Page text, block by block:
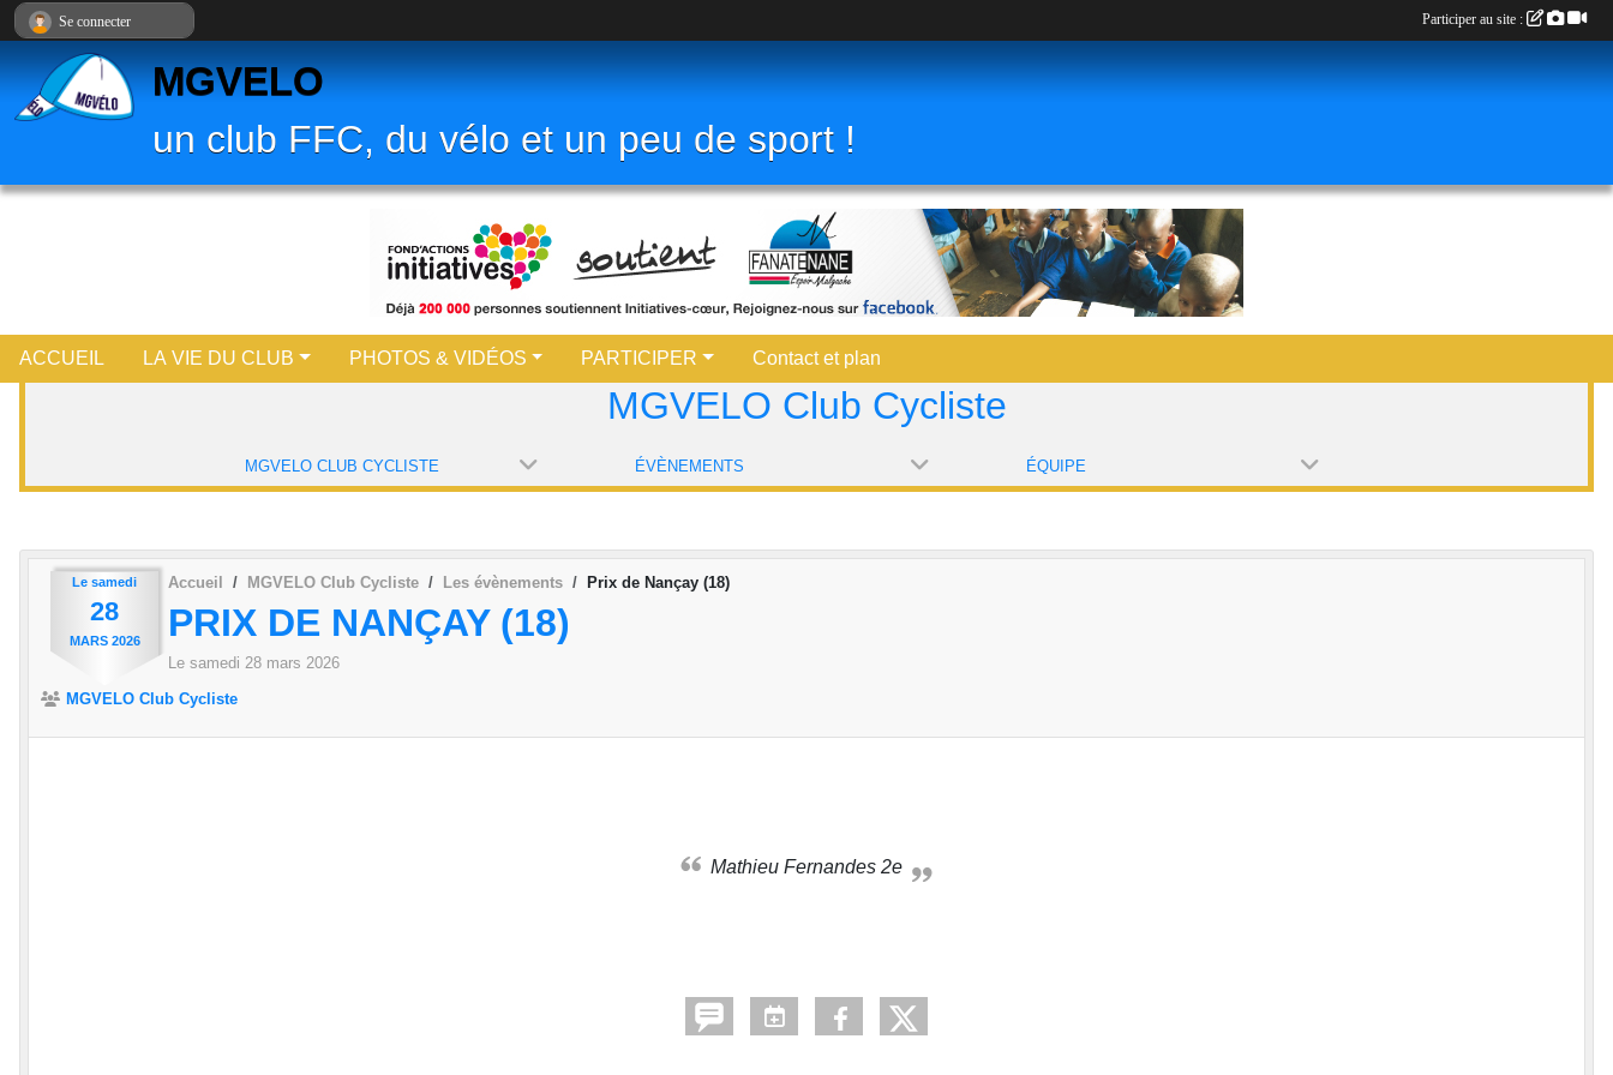
MGVELO
un club FFC, du vélo et un peu de sport !
ACCUEIL LA VIE DU CLUB PHOTOS & VIDÉOS PARTICIPER Contact et plan
MGVELO Club Cycliste
MGVELO CLUB CYCLISTE ÉVÈNEMENTS ÉQUIPE
Le samedi
28
MARS 2026
Accueil MGVELO Club Cycliste Les évènements Prix de Nançay (18)
PRIX DE NANÇAY (18)
Le samedi 28 mars 2026
MGVELO Club Cycliste
Mathieu Fernandes 2e
Se connecter Participer au site :
Panneau de gestion des cookies